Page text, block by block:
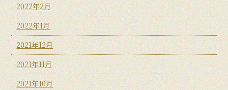
2022年2月
2022年1月
2021年12月
2021年11月
2021年10月